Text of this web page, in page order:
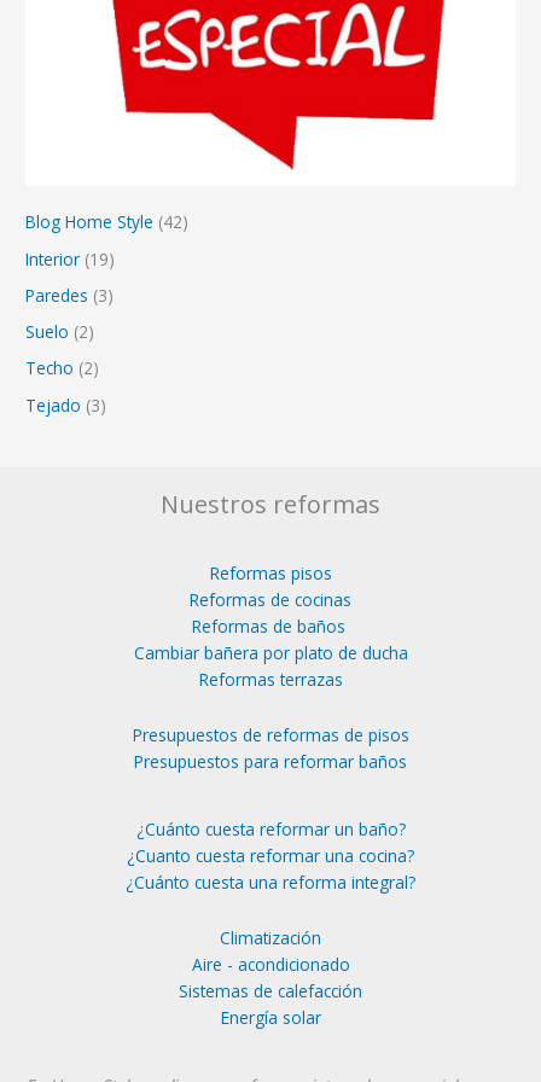
Blog Home Style (42)
Interior (19)
Paredes (3)
Suelo (2)
Techo (2)
Tejado (3)
Nuestros reformas
Reformas pisos
Reformas de cocinas
Reformas de baños
Cambiar bañera por plato de ducha
Reformas terrazas
Presupuestos de reformas de pisos
Presupuestos para reformar baños
¿Cuánto cuesta reformar un baño?
¿Cuanto cuesta reformar una cocina?
¿Cuánto cuesta una reforma integral?
Climatización
Aire - acondicionado
Sistemas de calefacción
Energía solar
Instagram
YouTube